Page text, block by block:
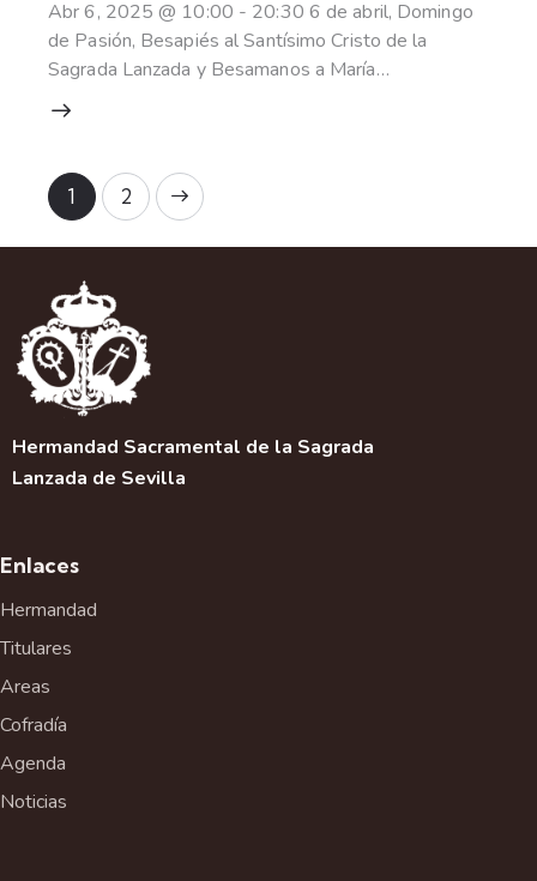
Abr 6, 2025 @ 10:00 - 20:30 6 de abril, Domingo
de Pasión, Besapiés al Santísimo Cristo de la
Sagrada Lanzada y Besamanos a María…
1 2
Hermandad Sacramental de la Sagrada
Lanzada de Sevilla
Enlaces
Hermandad
Titulares
Areas
Cofradía
Agenda
Noticias